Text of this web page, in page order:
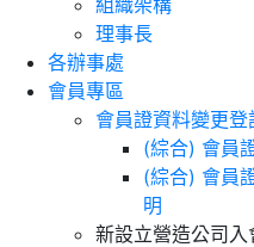
組織架構
理事長
各辦事處
會員專區
會員證資料變更登
(綜合) 會員
(綜合) 會員
明
新設立營造公司入